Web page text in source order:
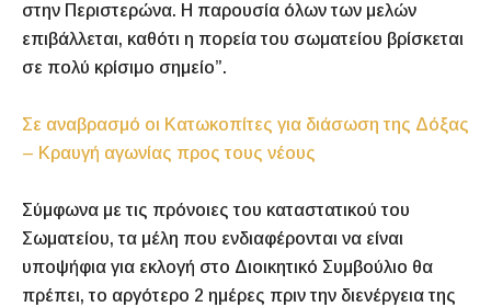
στην Περιστερώνα. Η παρουσία όλων των μελών
επιβάλλεται, καθότι η πορεία του σωματείου βρίσκεται
σε πολύ κρίσιμο σημείο”.
Σε αναβρασμό οι Κατωκοπίτες για διάσωση της Δόξας
– Κραυγή αγωνίας προς τους νέους
Σύμφωνα με τις πρόνοιες του καταστατικού του
Σωματείου, τα μέλη που ενδιαφέρονται να είναι
υποψήφια για εκλογή στο Διοικητικό Συμβούλιο θα
πρέπει, το αργότερο 2 ημέρες πριν την διενέργεια της